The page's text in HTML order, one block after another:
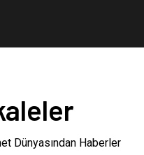
Dünyasından Haberler